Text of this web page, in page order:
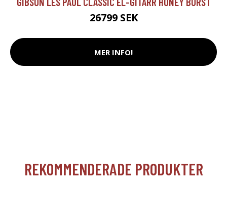
26799 SEK
MER INFO!
REKOMMENDERADE PRODUKTER